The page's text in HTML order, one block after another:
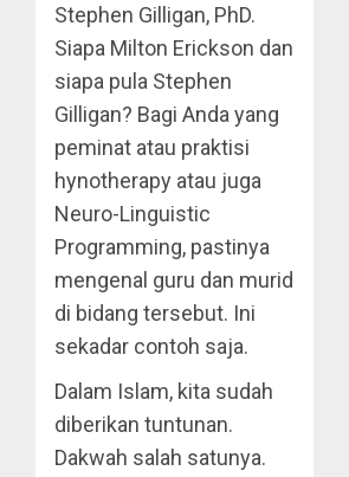
Stephen Gilligan, PhD.
Siapa Milton Erickson dan
siapa pula Stephen
Gilligan? Bagi Anda yang
peminat atau praktisi
hynotherapy atau juga
Neuro-Linguistic
Programming, pastinya
mengenal guru dan murid
di bidang tersebut. Ini
sekadar contoh saja.
Dalam Islam, kita sudah
diberikan tuntunan.
Dakwah salah satunya.